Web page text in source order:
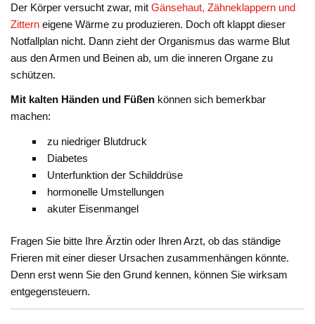
Der Körper versucht zwar, mitGänsehaut, Zähneklappern und
Zittern eigene Wärme zu produzieren. Doch oft klappt dieser
Notfallplan nicht. Dann zieht der Organismus das warme Blut
aus den Armen und Beinen ab, um die inneren Organe zu
schützen.
Mit kalten Händen und Füßen können sich bemerkbar
machen:
zu niedriger Blutdruck
Diabetes
Unterfunktion der Schilddrüse
hormonelle Umstellungen
akuter Eisenmangel
Fragen Sie bitte Ihre Ärztin oder Ihren Arzt, ob das ständige
Frieren mit einer dieser Ursachen zusammenhängen könnte.
Denn erst wenn Sie den Grund kennen, können Sie wirksam
entgegensteuern.